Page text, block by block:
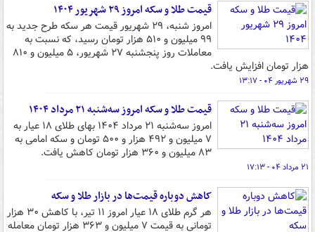
قیمت طلا و سکه امروز ۲۹ شهریور ۱۴۰۴
امروز شنبه، ۲۹ شهریور قیمت هر سکه طرح جدید به
۹۹ میلیون و ۵۱۰ هزار تومان رسید، که نسبت به
معاملات روز پنجشنبه ۲۷ شهریور، ۵ میلیون و ۸۱۰
هزار تومان افزایش یافت.
۲۹ شهریور ۰۴ - ۱۳:۱۷
قیمت طلا و سکه امروز سه‌شنبه ۲۱ مرداد ۱۴۰۴
امروز سه‌شنبه ۲۱ مرداد ۱۴۰۴ بهای طلای ۱۸ عیار به
۷ میلیون و ۴۹۲ هزار و ۵۰۰ تومان و سکه امامی به
۸۳ میلیون و ۳۶۰ هزار تومان کاهش یافت.
۲۱ مرداد ۰۴ - ۱۷:۱۳
کاهش دوباره قیمت‌ها در بازار طلا و سکه
هر گرم طلای ۱۸ عیار امروز ۱۱ تیر، با کاهش ۳۰ هزار
تومانی به قیمت ۷ میلیون و ۳۶۳ هزار تومان معامله